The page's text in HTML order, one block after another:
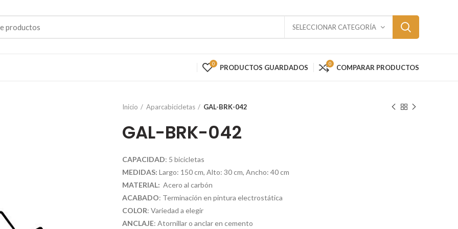
SELECCIONAR CATEGORÍA
0 PRODUCTOS GUARDADOS 0 COMPARAR PRODUCTOS
Inicio Aparcabicicletas GAL-BRK-042
GAL-BRK-042
CAPACIDAD: 5 bicicletas
MEDIDAS: Largo: 150 cm, Alto: 30 cm, Ancho: 40 cm
MATERIAL: Acero al carbón
ACABADO: Terminación en pintura electrostática
COLOR: Variedad a elegir
ANCLAJE: Atornillar o anclar en cemento